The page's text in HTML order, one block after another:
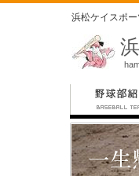
浜松ケイスポ